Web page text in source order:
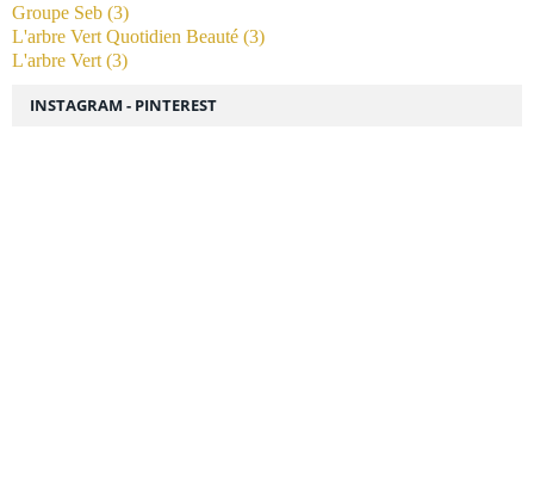
Groupe Seb (3)
L'arbre Vert Quotidien Beauté (3)
L'arbre Vert (3)
INSTAGRAM - PINTEREST